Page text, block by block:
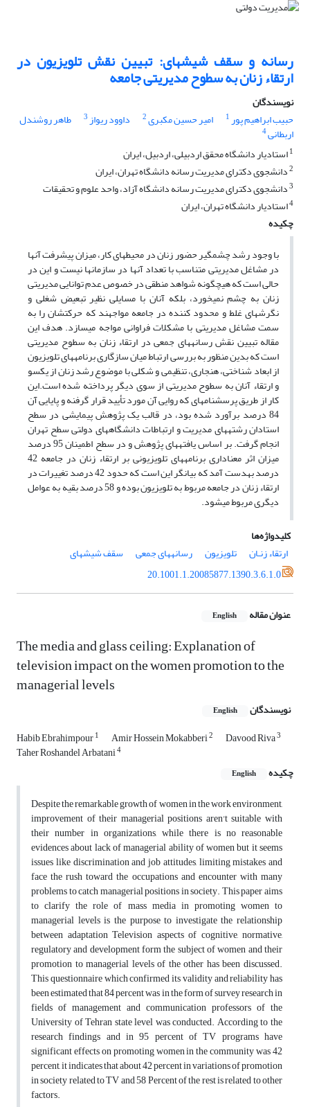
رسانه و سقف شیشه‎ای: تبیین نقش تلویزیون در
ارتقاء زنان به سطوح مدیریتی جامعه
نویسندگان
حبیب ابراهیم پور1 امیر حسین مکبری2 داوود ریواز3 طاهر روشندل
اربطانی4
1استادیار دانشگاه محقق اردبیلی، اردبیل، ایران
2دانشجوی دکترای مدیریت رسانه دانشگاه تهران، ایران
3دانشجوی دکترای مدیریت رسانه دانشگاه آزاد، واحد علوم و تحقیقات
4استادیار دانشگاه تهران، ایران
چکیده
با وجود رشد چشمگیر حضور زنان در محیط‎های کار، میزان پیشرفت آن‎ها
در مشاغل مدیریتی متناسب با تعداد آن‎ها در سازمان‎ها نیست و این در
حالی است که هیچ‎گونه شواهد منطقی در خصوص عدم توانایی مدیریتی
زنان به چشم نمی‎خورد، بلکه آنان با مسایلی نظیر تبعیض شغلی و
نگرش‎های غلط و محدود کننده در جامعه مواجهند که حرکتشان را به
سمت مشاغل مدیریتی با مشکلات فراوانی مواجه می‎سازد. هدف این
مقاله تبیین نقش رسانه‎های جمعی در ارتقاء زنان به سطوح مدیریتی
است که بدین منظور به بررسی ارتباط میان سازگاری برنامه‎های تلویزیون
از ابعاد شناختی، هنجاری، تنظیمی و شکلی با موضوع رشد زنان از یکسو
و ارتقاء آنان به سطوح مدیریتی از سوی دیگر پرداخته شده است.این
کار از طریق پرسشنامه‎ای که روایی آن مورد تأیید قرار گرفنه و پایایی آن
84 درصد برآورد شده بود، در قالب یک پژوهش پیمایشی در سطح
استادان رشته‎های مدیریت و ارتباطات دانشگاه‎های دولتی سطح تهران
انجام گرفت. بر اساس یافته‎های پژوهش و در سطح اطمینان 95 درصد
میزان اثر معناداری برنامه‎های تلویزیونی بر ارتقاء زنان در جامعه 42
درصد به‎دست آمد که بیانگر این است که حدود 42 درصد تغییرات در
ارتقاء زنان در جامعه مربوط به تلویزیون بوده و 58 درصد بقیه به عوامل
دیگری مربوط می‎شود.
کلیدواژه‌ها
ارتقاء زنـان
تلویزیون رسانه‎های جمعی
سقف شیشه‎ای
20.1001.1.20085877.1390.3.6.1.0
عنوان مقاله English
The media and glass ceiling: Explanation of
television impact on the women promotion to the
managerial levels
نویسندگان English
Habib Ebrahimpour1 Amir Hossein Mokabberi2 Davood Riva3
Taher Roshandel Arbatani4
چکیده English
Despite the remarkable growth of women in the work environment,
improvement of their managerial positions aren't suitable with
their number in organizations, while there is no reasonable
evidences about lack of managerial ability of women but it seems
issues like discrimination and job attitudes, limiting mistakes and
face the rush toward the occupations and encounter with many
problems to catch managerial positions in society. This paper aims
to clarify the role of mass media in promoting women to
managerial levels is the purpose to investigate the relationship
between adaptation Television aspects of cognitive, normative,
regulatory and development form the subject of women and their
promotion to managerial levels of the other has been discussed.
This questionnaire which confirmed its validity and reliability has
been estimated that 84 percent was in the form of survey research in
fields of management and communication professors of the
University of Tehran state level was conducted. According to the
research findings and in 95 percent of TV programs have
significant effects on promoting women in the community was 42
percent, it indicates that about 42 percent in variations of promotion
in society related to TV and 58 Percent of the rest is related to other
factors.